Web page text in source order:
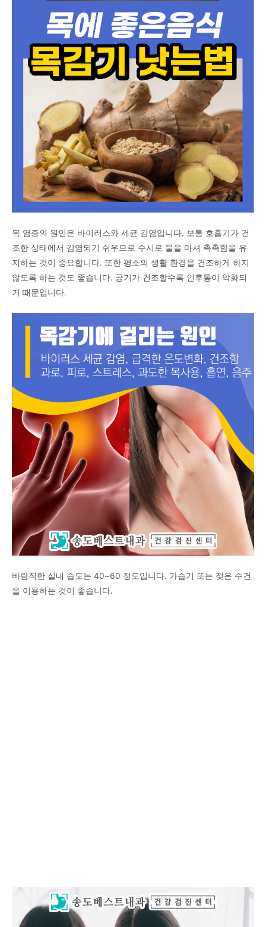
목 염증의 원인은 바이러스와 세균 감염입니다. 보통 호흡기가 건
조한 상태에서 감염되기 쉬우므로 수시로 물을 마셔 촉촉함을 유
지하는 것이 중요합니다. 또한 평소의 생활 환경을 건조하게 하지
않도록 하는 것도 좋습니다. 공기가 건조할수록 인후통이 악화되
기 때문입니다.
바람직한 실내 습도는 40~60 정도입니다. 가습기 또는 젖은 수건
을 이용하는 것이 좋습니다.